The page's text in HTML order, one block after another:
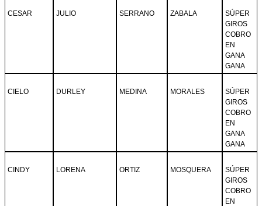
CESAR JULIO SERRANO ZABALA
SÚPER
GIROS
COBRO
EN
GANA
GANA
CIELO DURLEY MEDINA MORALES
SÚPER
GIROS
COBRO
EN
GANA
GANA
CINDY LORENA ORTIZ MOSQUERA
SÚPER
GIROS
COBRO
EN